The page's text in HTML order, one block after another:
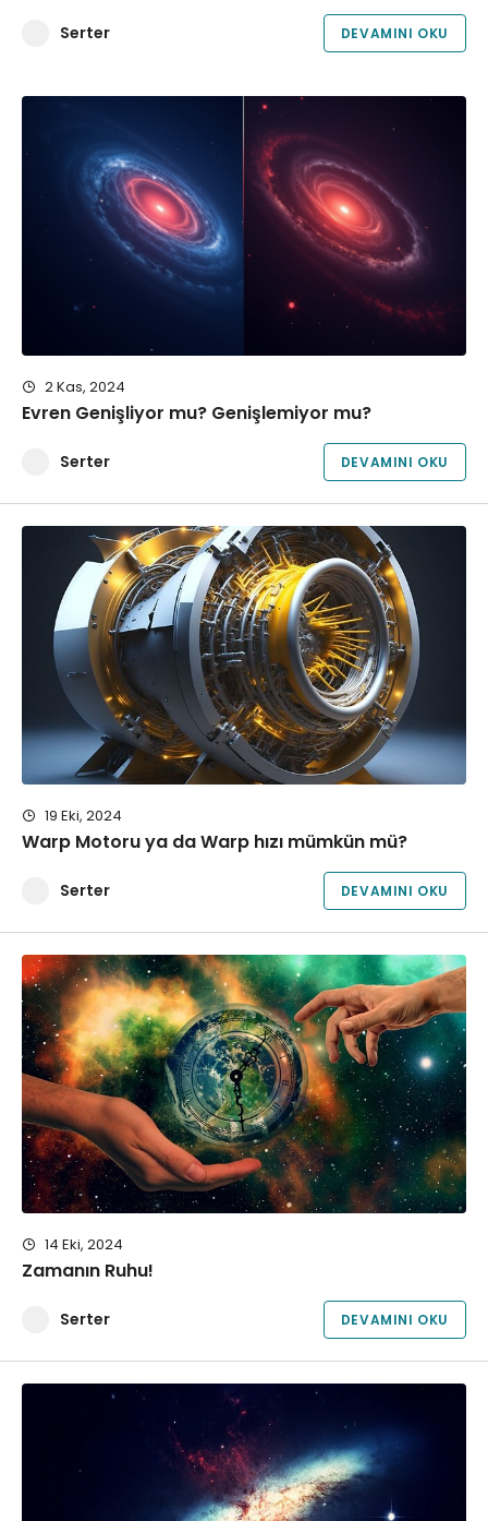
Serter DEVAMINI OKU
2 Kas, 2024
Evren Genişliyor mu? Genişlemiyor mu?
Serter DEVAMINI OKU
19 Eki, 2024
Warp Motoru ya da Warp hızı mümkün mü?
Serter DEVAMINI OKU
14 Eki, 2024
Zamanın Ruhu!
Serter DEVAMINI OKU